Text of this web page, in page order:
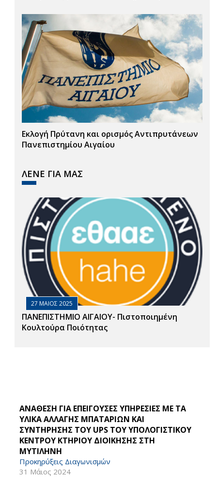
Εκλογή Πρύτανη και ορισμός Αντιπρυτάνεων
Πανεπιστημίου Αιγαίου
ΛΕΝΕ ΓΙΑ ΜΑΣ
27 ΜΑΙΟΣ 2025
ΠΑΝΕΠΙΣΤΗΜΙΟ ΑΙΓΑΙΟΥ- Πιστοποιημένη
Κουλτούρα Ποιότητας
ΑΝΑΘΕΣΗ ΓΙΑ ΕΠΕΙΓΟΥΣΕΣ ΥΠΗΡΕΣΙΕΣ ΜΕ ΤΑ
ΥΛΙΚΑ ΑΛΛΑΓΗΣ ΜΠΑΤΑΡΙΩΝ ΚΑΙ
ΣΥΝΤΗΡΗΣΗΣ ΤΟΥ UPS ΤΟΥ ΥΠΟΛΟΓΙΣΤΙΚΟΥ
ΚΕΝΤΡΟΥ ΚΤΗΡΙΟΥ ΔΙΟΙΚΗΣΗΣ ΣΤΗ
ΜΥΤΙΛΗΝΗ
Προκηρύξεις Διαγωνισμών
31 Μάιος 2024